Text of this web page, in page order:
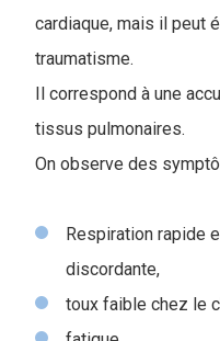
cardiaque, mais il peut
traumatisme.
Il correspond à une
tissus pulmonaires.
On observe des
Respiration rapide
discordante,
toux faible chez le